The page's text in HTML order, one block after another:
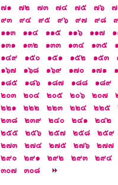
๗๑
๗๒ ๗๓ ๗๔ ๗๕ ๗๖
๙๓
๙๔ ๙๕ ๙๖ ๙๗ ๙๘
๑๑๓
๑๑๔ ๑๑๕ ๑๑๖ ๑๑๗
๑๓๑
๑๓๒ ๑๓๓ ๑๓๔ ๑๓๕
๑๔๙
๑๕๐ ๑๕๑ ๑๕๒ ๑๕๓
๑๖๗
๑๖๘ ๑๖๙ ๑๗๐ ๑๗๑
๑๘๕
๑๘๖ ๑๘๗ ๑๘๘ ๑๘๙
๒๐๓
๒๐๔ ๒๐๕ ๒๐๖ ๒๐๗
๒๒๑
๒๒๒ ๒๒๓ ๒๒๔ ๒๒๕
๒๓๘
๒๓๙ ๒๔๐ ๒๔๑ ๒๔๒
๒๕๕
๒๕๖ ๒๕๗ ๒๕๘ ๒๕๙
๒๗๓
๒๗๔ ๒๗๕ ๒๗๖ ๒๗๗
๒๙๐
๒๙๑ ๒๙๒ ๒๙๓ ๒๙๔
๓๐๗
๓๐๘